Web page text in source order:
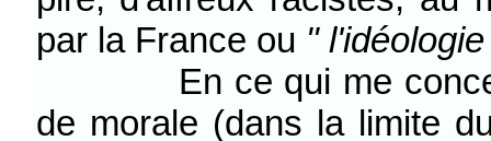
par la France ou "
En ce qui me
de morale (dans la limite